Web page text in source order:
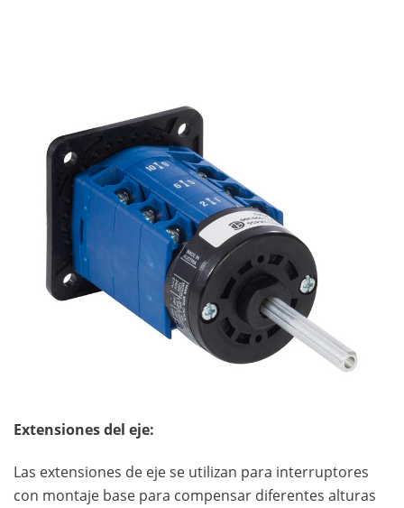
Extensiones del eje:
Las extensiones de eje se utilizan para interruptores
con montaje base para compensar diferentes alturas